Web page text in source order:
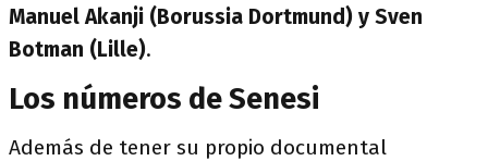
Manuel Akanji (Borussia Dortmund) y Sven
Botman (Lille).
Los números de Senesi
Además de tener su propio documental